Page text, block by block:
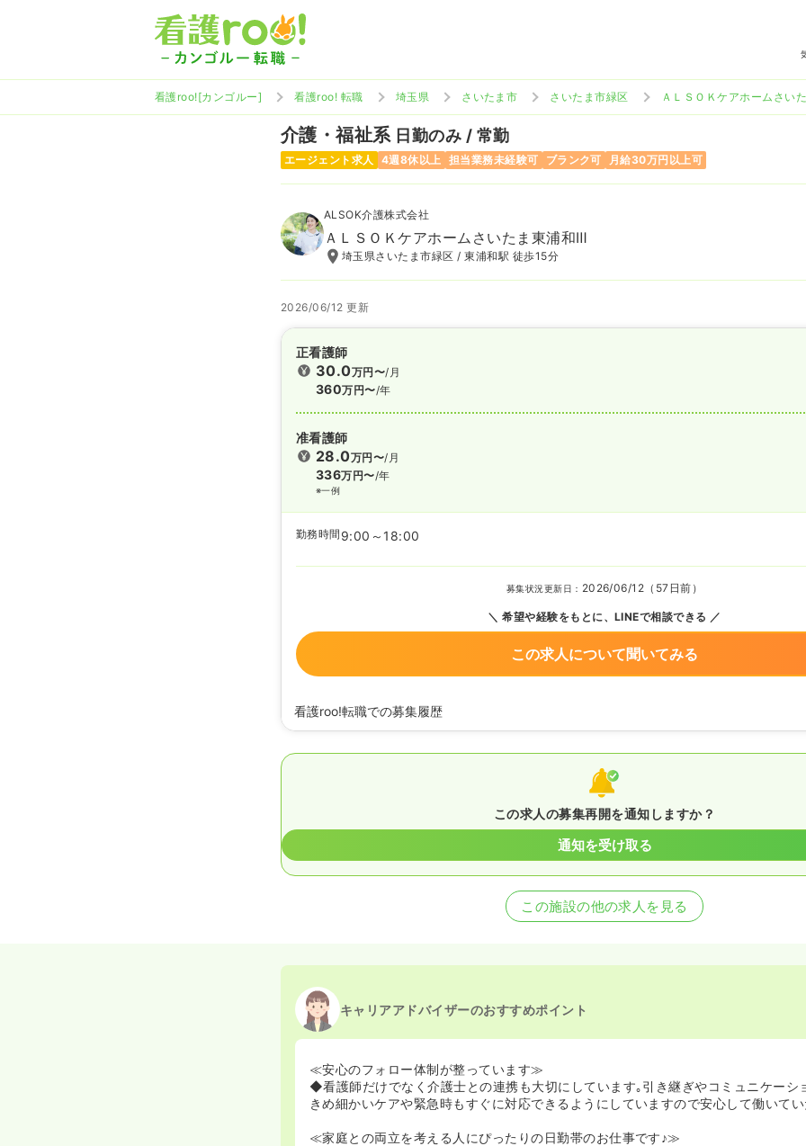
看護roo![カンゴルー] 看護roo! 転職 埼玉県 さいたま市 さいたま市緑区 ＡＬＳＯＫケアホームさい
介護・福祉系 日勤のみ / 常勤
エージェント求人 4週8休以上 担当業務未経験可 ブランク可 月給30万円以上可
ALSOK介護株式会社
ＡＬＳＯＫケアホームさいたま東浦和Ⅲ
埼玉県さいたま市緑区 / 東浦和駅 徒歩15分
2026/06/12 更新
正看護師
30.0万円〜/月
360万円〜/年
准看護師
28.0万円〜/月
336万円〜/年
※一例
勤務時間 9:00～18:00
募集状況更新日： 2026/06/12（57日前）
希望や経験をもとに、LINEで相談できる
この求人について聞いてみる
看護roo!転職での募集履歴
2023/12/06正・准看護師の募集を休止
この求人の募集再開を通知しますか？
通知を受け取る
この施設の他の求人を見る
キャリアアドバイザーのおすすめポイント
≪安心のフォロー体制が整っています≫
◆看護師だけでなく介護士との連携も大切にしています｡引き継ぎやコミュニケーシ
きめ細かいケアや緊急時もすぐに対応できるようにしていますので安心して働いて
≪家庭との両立を考える人にぴったりの日勤帯のお仕事です♪≫